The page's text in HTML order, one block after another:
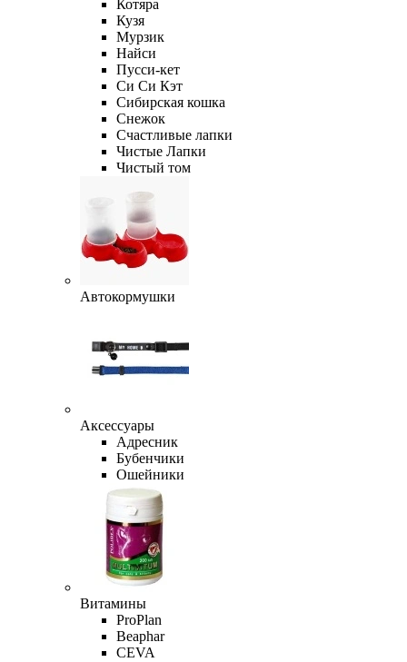
Котяра
Кузя
Мурзик
Найси
Пусси-кет
Си Си Кэт
Сибирская кошка
Снежок
Счастливые лапки
Чистые Лапки
Чистый том
Автокормушки
Аксессуары
Адресник
Бубенчики
Ошейники
Витамины
ProPlan
Beaphar
CEVA